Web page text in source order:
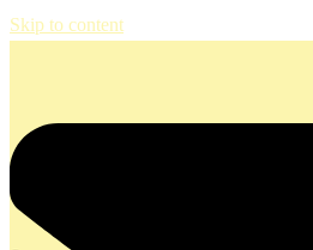
Skip to content